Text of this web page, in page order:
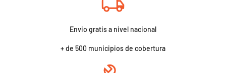
Envio gratis a nivel nacional
+ de 500 municipios de cobertura